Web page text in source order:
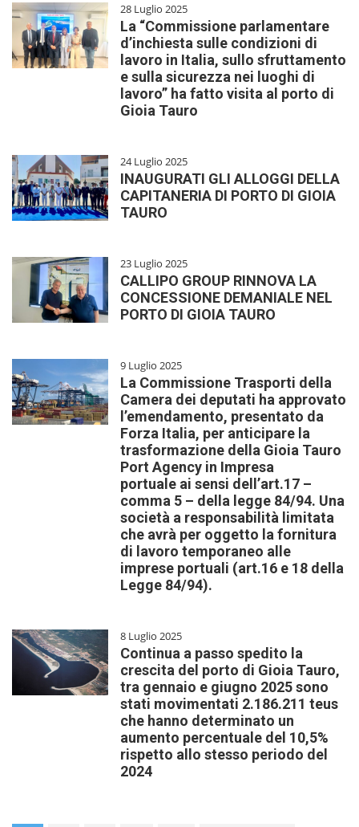
28 Luglio 2025
La “Commissione parlamentare
d’inchiesta sulle condizioni di
lavoro in Italia, sullo sfruttamento
e sulla sicurezza nei luoghi di
lavoro” ha fatto visita al porto di
Gioia Tauro
24 Luglio 2025
INAUGURATI GLI ALLOGGI DELLA
CAPITANERIA DI PORTO DI GIOIA
TAURO
23 Luglio 2025
CALLIPO GROUP RINNOVA LA
CONCESSIONE DEMANIALE NEL
PORTO DI GIOIA TAURO
9 Luglio 2025
La Commissione Trasporti della
Camera dei deputati ha approvato
l’emendamento, presentato da
Forza Italia, per anticipare la
trasformazione della Gioia Tauro
Port Agency in Impresa
portuale ai sensi dell’art.17 –
comma 5 – della legge 84/94. Una
società a responsabilità limitata
che avrà per oggetto la fornitura
di lavoro temporaneo alle
imprese portuali (art.16 e 18 della
Legge 84/94).
8 Luglio 2025
Continua a passo spedito la
crescita del porto di Gioia Tauro,
tra gennaio e giugno 2025 sono
stati movimentati 2.186.211 teus
che hanno determinato un
aumento percentuale del 10,5%
rispetto allo stesso periodo del
2024